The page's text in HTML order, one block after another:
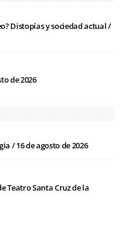
Distopías y sociedad actual /
de 2026
/ 16 de agosto de 2026
Teatro Santa Cruz de la